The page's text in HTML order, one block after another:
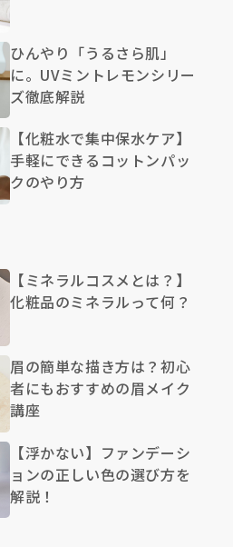
ひんやり「うるさら肌」
に。UVミントレモンシリー
ズ徹底解説
【化粧水で集中保水ケア】
手軽にできるコットンパッ
クのやり方
【ミネラルコスメとは？】
化粧品のミネラルって何？
眉の簡単な描き方は？初心
者にもおすすめの眉メイク
講座
【浮かない】ファンデーシ
ョンの正しい色の選び方を
解説！